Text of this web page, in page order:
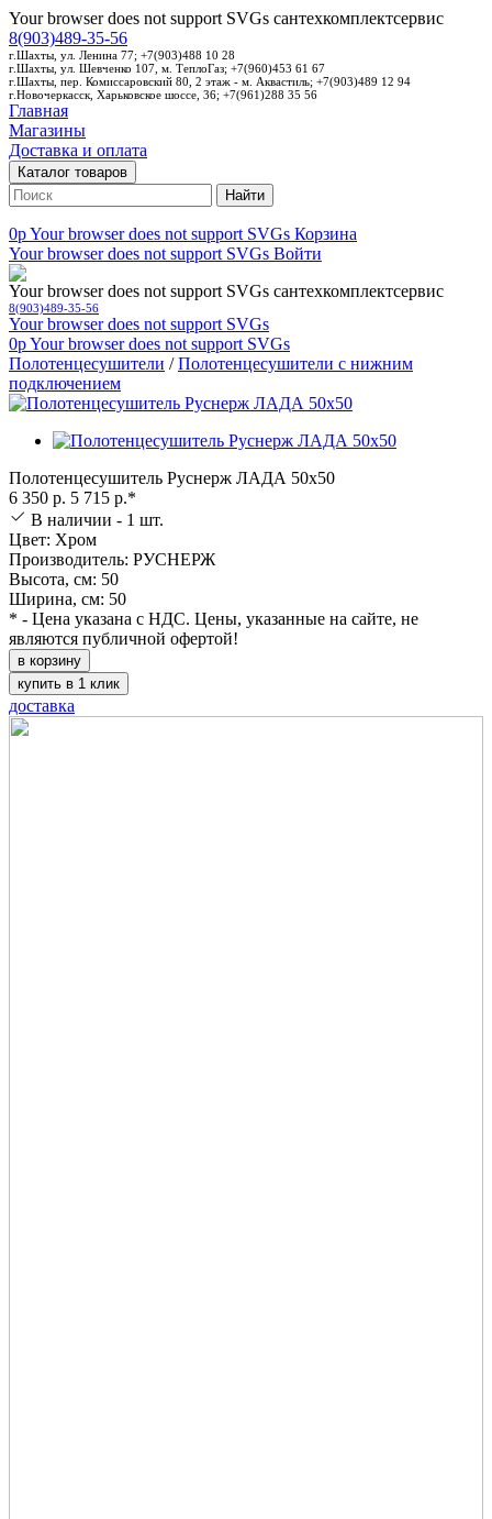
Your browser does not support SVGs сантехкомплектсервис
8(903)489-35-56
г.Шахты, ул. Ленина 77; +7(903)488 10 28
г.Шахты, ул. Шевченко 107, м. ТеплоГаз; +7(960)453 61 67
г.Шахты, пер. Комиссаровский 80, 2 этаж - м. Аквастиль; +7(903)489 12 94
г.Новочеркасск, Харьковское шоссе, 36; +7(961)288 35 56
Главная
Магазины
Доставка и оплата
Каталог товаров
Найти
0pYour browser does not support SVGs Корзина
Your browser does not support SVGs Войти
Your browser does not support SVGs сантехкомплектсервис
8(903)489-35-56
Your browser does not support SVGs
0pYour browser does not support SVGs
Полотенцесушители /Полотенцесушители с нижним
подключением
Полотенцесушитель Руснерж ЛАДА 50х50
6 350 р. 5 715 р.*
В наличии - 1 шт.
Цвет: Хром
Производитель: РУСНЕРЖ
Высота, см: 50
Ширина, см: 50
* - Цена указана с НДС. Цены, указанные на сайте, не
являются публичной офертой!
в корзину
купить в 1 клик
доставка